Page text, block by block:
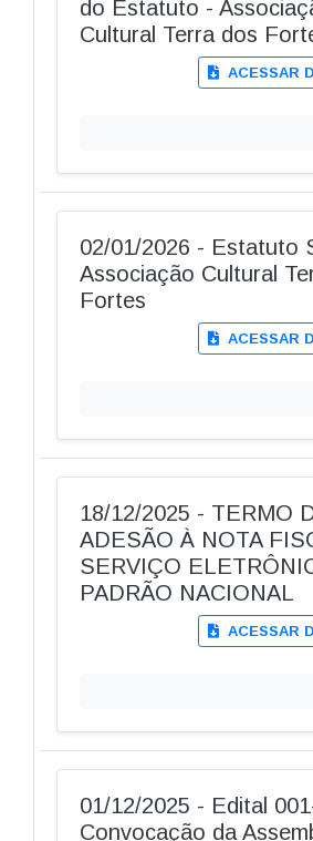
do Estatuto -
Cultural Terra dos
ACESSAR
02/01/2026 - Estatuto
Associação Cultural
Fortes
ACESSAR
18/12/2025 - TERMO
ADESÃO À NOTA
SERVIÇO
PADRÃO NACIONAL
ACESSAR
01/12/2025 - Edital
Convocação da